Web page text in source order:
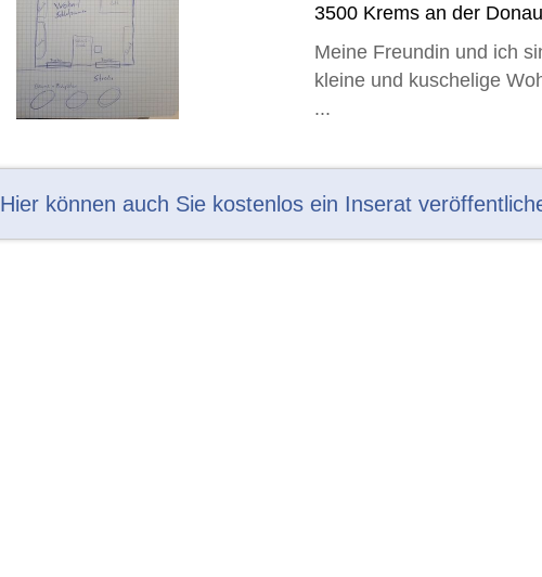
3500 Krems an der
Meine Freundin und ich
kleine und kuschelige
...
Hier können auch Sie kostenlos ein Inserat